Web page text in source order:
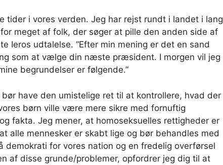
tider i vores verden. Jeg har rejst rundt i landet i lang
meget af folk, der søger at pille den anden side af
Ieros udtalelse. “Efter min mening er det en sand
som at vælge din næste præsident. I morgen vil jeg
begrundelser er følgende.”
have den umistelige ret til at kontrollere, hvad der
børn ville være mere sikre med fornuftig
fakta. Jeg mener, at homoseksuelles rettigheder er
alle mennesker er skabt lige og bør behandles med
for vores nation og en fredelig overførsel
af ​​disse grunde/problemer, opfordrer jeg dig til at